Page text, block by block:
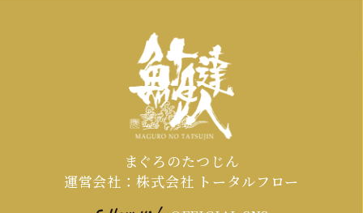
グ＆サプライズ入場」で期待感を高
め、「共同作業と写真映え」で誰もが
主役になり、「ライブで食す」最高の
カタルシスを提供することがです。
まぐろのたつじん
運営会社：株式会社 トータルフロー